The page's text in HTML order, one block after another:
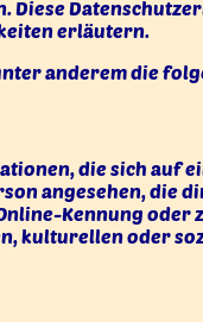
Diese
erläutern.
anderem die
die sich auf
angesehen, die
Kennung
kulturellen oder